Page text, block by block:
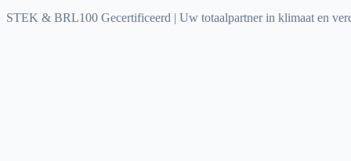
STEK & BRL100 Gecertificeerd | Uw totaalpartner in klimaat en